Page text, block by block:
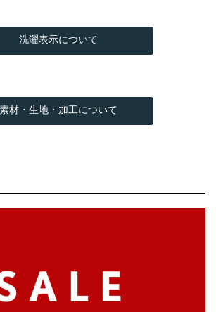
洗濯表示について
素材・生地・加工について